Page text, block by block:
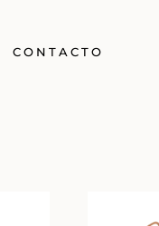
CONTACTO